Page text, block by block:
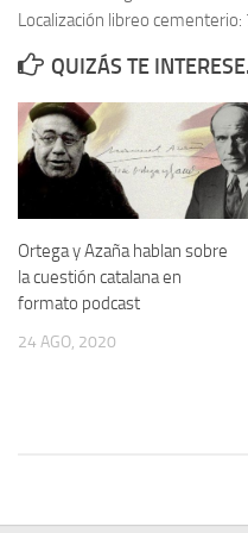
Memoria Histórica
Investigación previa de la
1947).
Informe Represión en
Informe de la fosa de abril
Enciclopedia Republicana
Militantes históricos IR
Personajes republicanos
Izquierda Republicana.
Izquierda
Localización libreo
QUIZÁS TE
Ortega y Azaña hablan sobre
la cuestión catalana en
formato podcast
24 AGO, 2020